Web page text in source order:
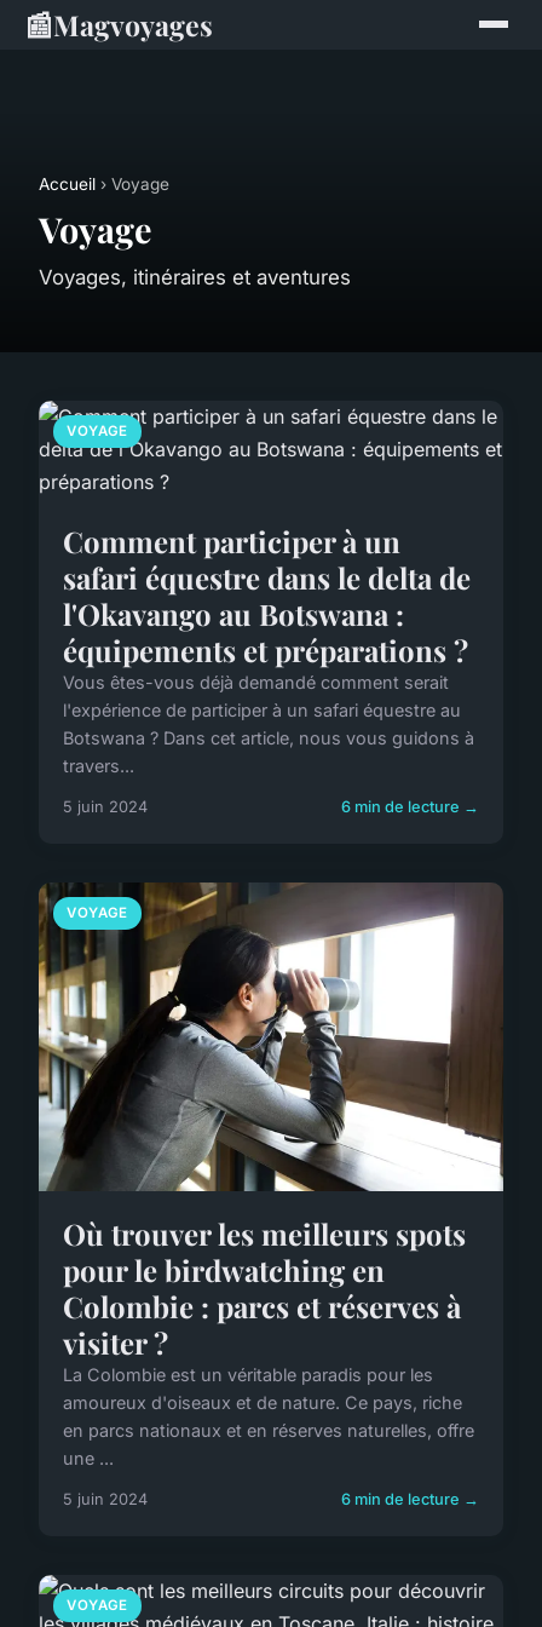
📰Magvoyages
Accueil › Voyage
Voyage
Voyages, itinéraires et aventures
VOYAGE
Comment participer à un
safari équestre dans le delta de
l'Okavango au Botswana :
équipements et préparations ?
Vous êtes-vous déjà demandé comment serait
l'expérience de participer à un safari équestre au
Botswana ? Dans cet article, nous vous guidons à
travers...
5 juin 2024 6 min de lecture →
VOYAGE
Où trouver les meilleurs spots
pour le birdwatching en
Colombie : parcs et réserves à
visiter ?
La Colombie est un véritable paradis pour les
amoureux d'oiseaux et de nature. Ce pays, riche
en parcs nationaux et en réserves naturelles, offre
une ...
5 juin 2024 6 min de lecture →
VOYAGE